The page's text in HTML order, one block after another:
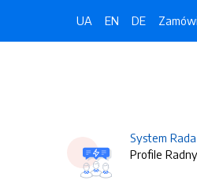
UA EN DE
System Rada
Profile